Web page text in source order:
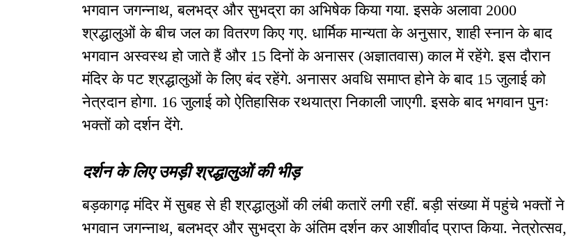
भगवान जगन्नाथ, बलभद्र और सुभद्रा का अभिषेक किया गया. इसके अलावा 2000
श्रद्धालुओं के बीच जल का वितरण किए गए. धार्मिक मान्यता के अनुसार, शाही स्नान के बाद
भगवान अस्वस्थ हो जाते हैं और 15 दिनों के अनासर (अज्ञातवास) काल में रहेंगे. इस दौरान
मंदिर के पट श्रद्धालुओं के लिए बंद रहेंगे. अनासर अवधि समाप्त होने के बाद 15 जुलाई को
नेत्रदान होगा. 16 जुलाई को ऐतिहासिक रथयात्रा निकाली जाएगी. इसके बाद भगवान पुनः
भक्तों को दर्शन देंगे.
दर्शन के लिए उमड़ी श्रद्धालुओं की भीड़
बड़कागढ़ मंदिर में सुबह से ही श्रद्धालुओं की लंबी कतारें लगी रहीं. बड़ी संख्या में पहुंचे भक्तों ने
भगवान जगन्नाथ, बलभद्र और सुभद्रा के अंतिम दर्शन कर आशीर्वाद प्राप्त किया. नेत्रोत्सव,